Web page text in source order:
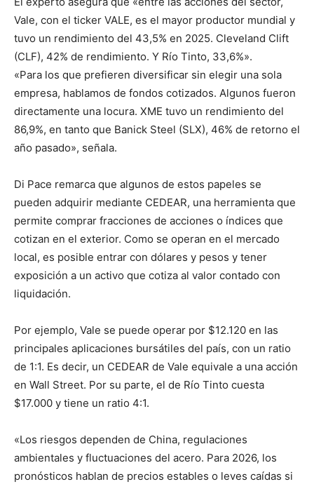
Vale, con el ticker VALE, es el mayor productor mundial y
tuvo un rendimiento del 43,5% en 2025. Cleveland Clift
(CLF), 42% de rendimiento. Y Río Tinto, 33,6%».
«Para los que prefieren diversificar sin elegir una sola
empresa, hablamos de fondos cotizados. Algunos fueron
directamente una locura. XME tuvo un rendimiento del
86,9%, en tanto que Banick Steel (SLX), 46% de retorno el
año pasado», señala.
Di Pace remarca que algunos de estos papeles se
pueden adquirir mediante CEDEAR, una herramienta que
permite comprar fracciones de acciones o índices que
cotizan en el exterior. Como se operan en el mercado
local, es posible entrar con dólares y pesos y tener
exposición a un activo que cotiza al valor contado con
liquidación.
Por ejemplo, Vale se puede operar por $12.120 en las
principales aplicaciones bursátiles del país, con un ratio
de 1:1. Es decir, un CEDEAR de Vale equivale a una acción
en Wall Street. Por su parte, el de Río Tinto cuesta
$17.000 y tiene un ratio 4:1.
«Los riesgos dependen de China, regulaciones
ambientales y fluctuaciones del acero. Para 2026, los
pronósticos hablan de precios estables o leves caídas si